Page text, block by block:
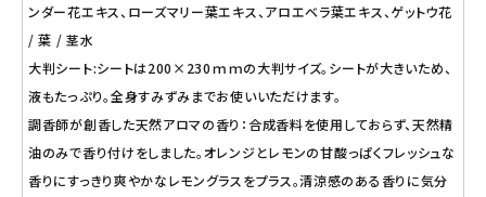
ンダー花エキス、ローズマリー葉エキス、アロエベラ葉エキス、ゲットウ花
/ 葉 / 茎水
大判シート:シートは200×230ｍｍの大判サイズ。シートが大きいため、
液もたっぷり。全身すみずみまでお使いいただけます。
調香師が創香した天然アロマの香り：合成香料を使用しておらず、天然精
油のみで香り付けをしました。オレンジとレモンの甘酸っぱくフレッシュな
香りにすっきり爽やかなレモングラスをプラス。清涼感のある香りに気分